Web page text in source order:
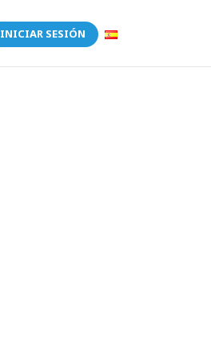
INICIAR SESIÓN